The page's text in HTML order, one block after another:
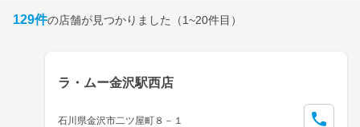
取扱店検索はこちら
129件の店舗が見つかりました （1~20件目）
ラ・ムー金沢駅西店
石川県金沢市二ツ屋町８－１